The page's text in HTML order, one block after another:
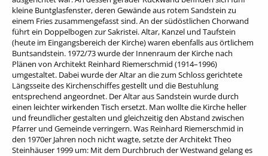
kleine Buntglasfenster, deren Gewände aus rotem Sandstein zu
einem Fries zusammengefasst sind. An der südöstlichen Chorwand
führt ein Doppelbogen zur Sakristei. Altar, Kanzel und Taufstein
(heute im Eingangsbereich der Kirche) waren ebenfalls aus örtlichem
Buntsandstein. 1972/73 wurde der Innenraum der Kirche nach
Plänen von Architekt Reinhard Riemerschmid (1914–1996)
umgestaltet. Dabei wurde der Altar an die zum Schloss gerichtete
Längsseite des Kirchenschiffes gestellt und die Bestuhlung
entsprechend angeordnet. Der Altar aus Sandstein wurde durch
einen leichter wirkenden Tisch ersetzt. Man wollte die Kirche heller
und freundlicher gestalten und gleichzeitig den Abstand zwischen
Pfarrer und Gemeinde verringern. Was Reinhard Riemerschmid in
den 1970er Jahren noch nicht wagte, setzte der Architekt Theo
Steinhäuser 1999 um: Mit dem Durchbruch der Westwand gelang es